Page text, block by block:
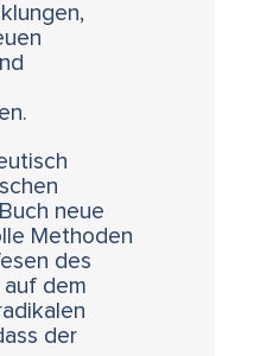
neue
Methoden
des
auf dem
der